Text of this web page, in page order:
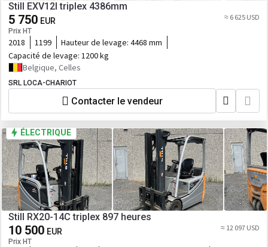
Still EXV12I triplex 4386mm
5 750 EUR
Prix HT
≈ 6 625 USD
2018 1199 Hauteur de levage: 4468 mm
Capacité de levage: 1200 kg
Belgique, Celles
SRL LOCA-CHARIOT
Contacter le vendeur
ÉLECTRIQUE
Still RX20-14C triplex 897 heures
10 500 EUR
Prix HT
≈ 12 097 USD